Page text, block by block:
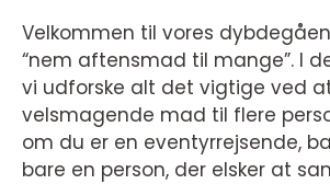
Velkommen til vores
“nem aftensmad til mange”. I
vi udforske alt det vigtige ved
velsmagende mad til flere
om du er en eventyrrejsende,
bare en person, der elsker at